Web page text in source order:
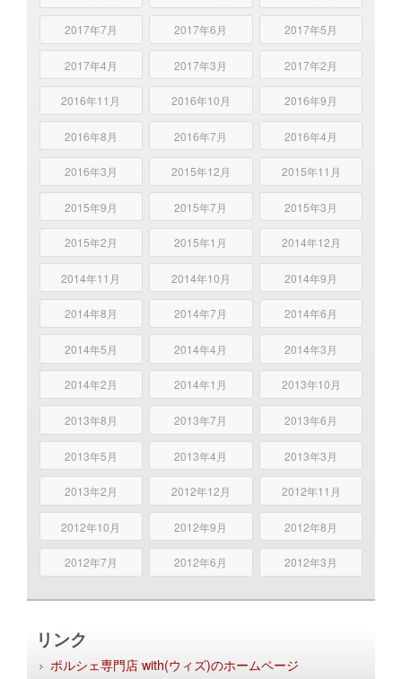
2017年7月 2017年6月 2017年5月
2017年4月 2017年3月 2017年2月
2016年11月 2016年10月 2016年9月
2016年8月 2016年7月 2016年4月
2016年3月 2015年12月 2015年11月
2015年9月 2015年7月 2015年3月
2015年2月 2015年1月 2014年12月
2014年11月 2014年10月 2014年9月
2014年8月 2014年7月 2014年6月
2014年5月 2014年4月 2014年3月
2014年2月 2014年1月 2013年10月
2013年8月 2013年7月 2013年6月
2013年5月 2013年4月 2013年3月
2013年2月 2012年12月 2012年11月
2012年10月 2012年9月 2012年8月
2012年7月 2012年6月 2012年3月
リンク
ポルシェ専門店 with(ウィズ)のホームページ